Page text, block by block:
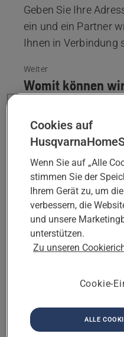
Geben Sie Ihre
ein und ein Partner
Ihnen in Verbindung
Weiter
Womit können
Thema auswählen
Weiter
An welcher
Weiter
Cookies auf
Wenn Sie auf „Alle
stimmen Sie der
Ihrem Gerät zu, um
verbessern, die
und unsere
unterstützen.
Zu unseren
Cookie-
ALLE